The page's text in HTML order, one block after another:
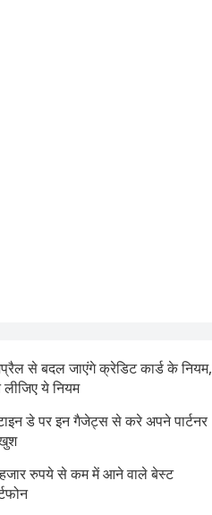
से बदल जाएंगे क्रेडिट कार्ड के नियम,
ये नियम
डे पर इन गैजेट्स से करे अपने पार्टनर
रुपये से कम में आने वाले बेस्ट